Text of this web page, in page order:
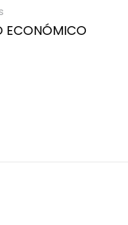
ECONÓMICO